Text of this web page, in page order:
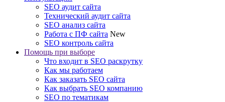
SEO аудит сайта
Технический аудит сайта
SEO анализ сайта
Работа с ПФ сайта New
SEO контроль сайта
Помощь при выборе
Что входит в SEO раскрутку
Как мы работаем
Как заказать SEO сайта
Как выбрать SEO компанию
SEO по тематикам